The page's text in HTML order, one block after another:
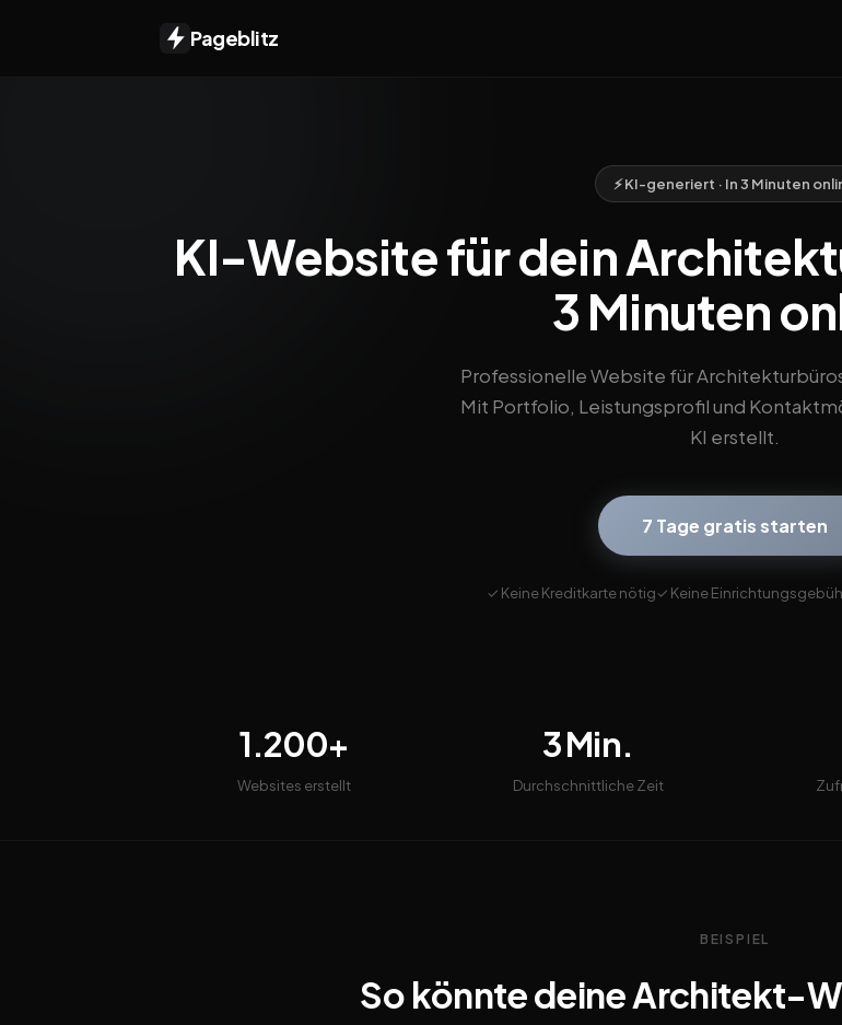
Pageblitz
⚡ KI-generiert · In 3 Minuten
KI-Website für dein
3 Minuten
Professionelle Website für
Mit Portfolio, Leistungsprofil und
KI erstellt.
7 Tage gratis starten
✓ Keine Kreditkarte nötig✓ Keine
1.200+
Websites erstellt
3 Min.
Durchschnittliche Zeit
BEISPIEL
So könnte deine Architekt-